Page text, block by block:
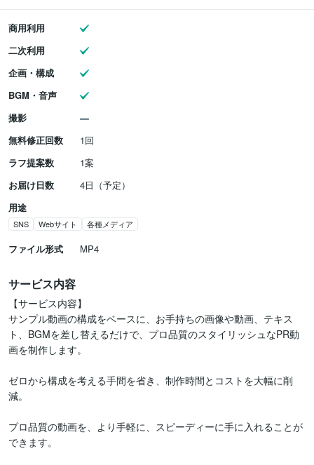
商用利用
二次利用
企画・構成
BGM・音声
撮影
無料修正回数
1回
ラフ提案数
1案
お届け日数
4日（予定）
用途
SNS Webサイト 各種メディア
ファイル形式 MP4
サービス内容
【サービス内容】
サンプル動画の構成をベースに、お手持ちの画像や動画、テキス
ト、BGMを差し替えるだけで、プロ品質のスタイリッシュなPR動
画を制作します。
ゼロから構成を考える手間を省き、制作時間とコストを大幅に削
減。
プロ品質の動画を、より手軽に、スピーディーに手に入れることが
できます。